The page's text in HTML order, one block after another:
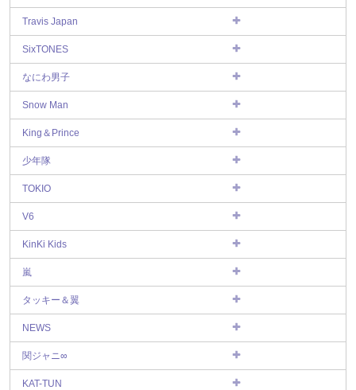
Travis Japan
SixTONES
なにわ男子
Snow Man
King＆Prince
少年隊
TOKIO
V6
KinKi Kids
嵐
タッキー＆翼
NEWS
関ジャニ∞
KAT-TUN